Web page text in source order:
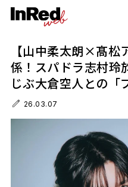
【山中柔太朗×髙松
係！スパドラ志村玲
じぶ大倉空人との「
26.03.07